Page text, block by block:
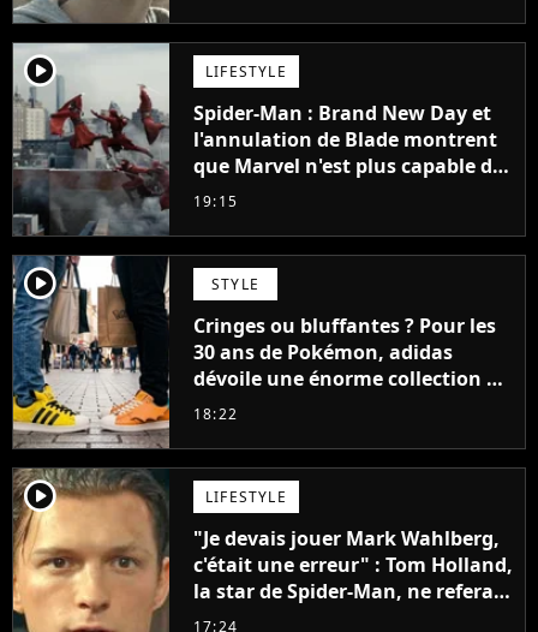
player2 LIFESTYLE
Spider-Man : Brand New Day et
l'annulation de Blade montrent
que Marvel n'est plus capable de
faire quoi que ce soit de simple
19:15
player2 STYLE
Cringes ou bluffantes ? Pour les
30 ans de Pokémon, adidas
dévoile une énorme collection de
sneakers et je ne sais pas quoi en
18:22
player2 LIFESTYLE
"Je devais jouer Mark Wahlberg,
c'était une erreur" : Tom Holland,
la star de Spider-Man, ne referait
pas ce blockbuster
17:24